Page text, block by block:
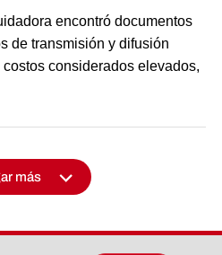
encontró documentos
de transmisión y difusión
considerados elevados,
más